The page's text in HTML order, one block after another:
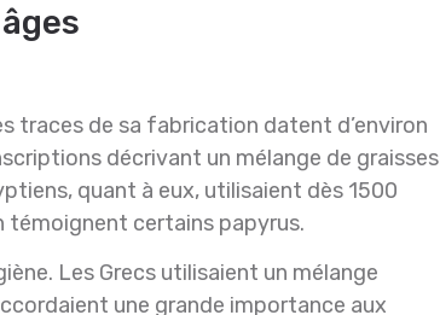
traces de sa fabrication datent d’environ
décrivant un mélange de graisses
quant à eux, utilisaient dès 1500
témoignent certains papyrus.
Les Grecs utilisaient un mélange
une grande importance aux